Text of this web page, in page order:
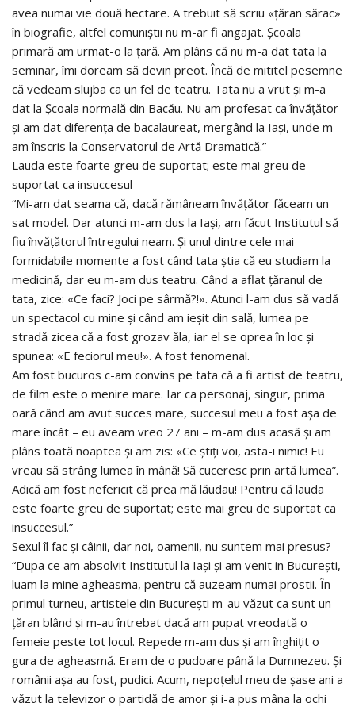
avea numai vie două hectare. A trebuit să scriu «țăran sărac»
în biografie, altfel comuniștii nu m-ar fi angajat. Școala
primară am urmat-o la țară. Am plâns că nu m-a dat tata la
seminar, îmi doream să devin preot. Încă de mititel pesemne
că vedeam slujba ca un fel de teatru. Tata nu a vrut și m-a
dat la Școala normală din Bacău. Nu am profesat ca învățător
și am dat diferența de bacalaureat, mergând la Iași, unde m-
am înscris la Conservatorul de Artă Dramatică.”
Lauda este foarte greu de suportat; este mai greu de
suportat ca insuccesul
“Mi-am dat seama că, dacă rămâneam învățător făceam un
sat model. Dar atunci m-am dus la Iași, am făcut Institutul să
fiu învățătorul întregului neam. Și unul dintre cele mai
formidabile momente a fost când tata știa că eu studiam la
medicină, dar eu m-am dus teatru. Când a aflat țăranul de
tata, zice: «Ce faci? Joci pe sârmă?!». Atunci l-am dus să vadă
un spectacol cu mine și când am ieșit din sală, lumea pe
stradă zicea că a fost grozav ăla, iar el se oprea în loc și
spunea: «E feciorul meu!». A fost fenomenal.
Am fost bucuros c-am convins pe tata că a fi artist de teatru,
de film este o menire mare. Iar ca personaj, singur, prima
oară când am avut succes mare, succesul meu a fost așa de
mare încât – eu aveam vreo 27 ani – m-am dus acasă și am
plâns toată noaptea și am zis: «Ce știți voi, asta-i nimic! Eu
vreau să strâng lumea în mână! Să cuceresc prin artă lumea”.
Adică am fost nefericit că prea mă lăudau! Pentru că lauda
este foarte greu de suportat; este mai greu de suportat ca
insuccesul.”
Sexul îl fac și câinii, dar noi, oamenii, nu suntem mai presus?
“Dupa ce am absolvit Institutul la Iași și am venit in București,
luam la mine agheasma, pentru că auzeam numai prostii. În
primul turneu, artistele din București m-au văzut ca sunt un
țăran blând și m-au întrebat dacă am pupat vreodată o
femeie peste tot locul. Repede m-am dus și am înghițit o
gura de agheasmă. Eram de o pudoare până la Dumnezeu. Și
românii așa au fost, pudici. Acum, nepoțelul meu de șase ani a
văzut la televizor o partidă de amor și i-a pus mâna la ochi